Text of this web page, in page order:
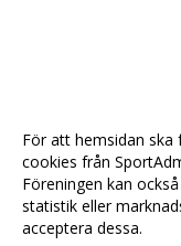
För att hemsidan ska
cookies från
Föreningen kan
statistik eller
acceptera dessa.